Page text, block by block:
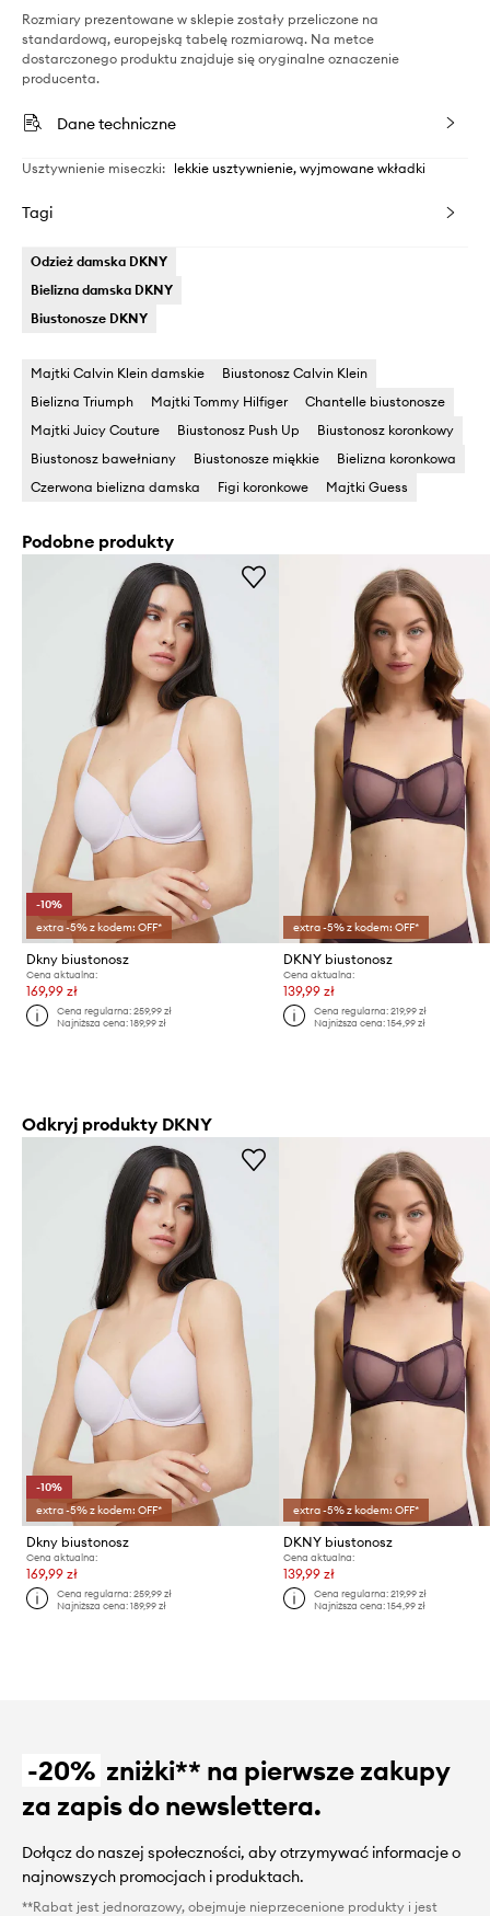
Rozmiary prezentowane w sklepie zostały przeliczone na
standardową, europejską tabelę rozmiarową. Na metce
dostarczonego produktu znajduje się oryginalne oznaczenie
producenta.
Dane techniczne
Usztywnienie miseczki: lekkie usztywnienie, wyjmowane wkładki
Tagi
Odzież damska DKNY
Bielizna damska DKNY
Biustonosze DKNY
Majtki Calvin Klein damskie
Biustonosz Calvin Klein
Bielizna Triumph
Majtki Tommy Hilfiger
Chantelle biustonosze
Majtki Juicy Couture
Biustonosz Push Up
Biustonosz koronkowy
Biustonosz bawełniany
Biustonosze miękkie
Bielizna koronkowa
Czerwona bielizna damska
Figi koronkowe Majtki Guess
Podobne produkty
-10%
extra -5% z kodem: OFF*
Dkny biustonosz
Cena aktualna:
169,99 zł
Cena regularna:259,99 zł
Najniższa cena:189,99 zł
extra -5% z kodem: OFF*
DKNY biustonosz
Cena aktualna:
139,99 zł
Cena regularna: 219,99 zł
Najniższa cena: 154,99 zł
Odkryj produkty DKNY
-10%
extra -5% z kodem: OFF*
Dkny biustonosz
Cena aktualna:
169,99 zł
Cena regularna:259,99 zł
Najniższa cena:189,99 zł
extra -5% z kodem: OFF*
DKNY biustonosz
Cena aktualna:
139,99 zł
Cena regularna: 219,99 zł
Najniższa cena: 154,99 zł
-20% zniżki** na pierwsze zakupy
za zapis do newslettera.
Dołącz do naszej społeczności, aby otrzymywać informacje o
najnowszych promocjach i produktach.
**Rabat jest jednorazowy, obejmuje nieprzecenione produkty i jest